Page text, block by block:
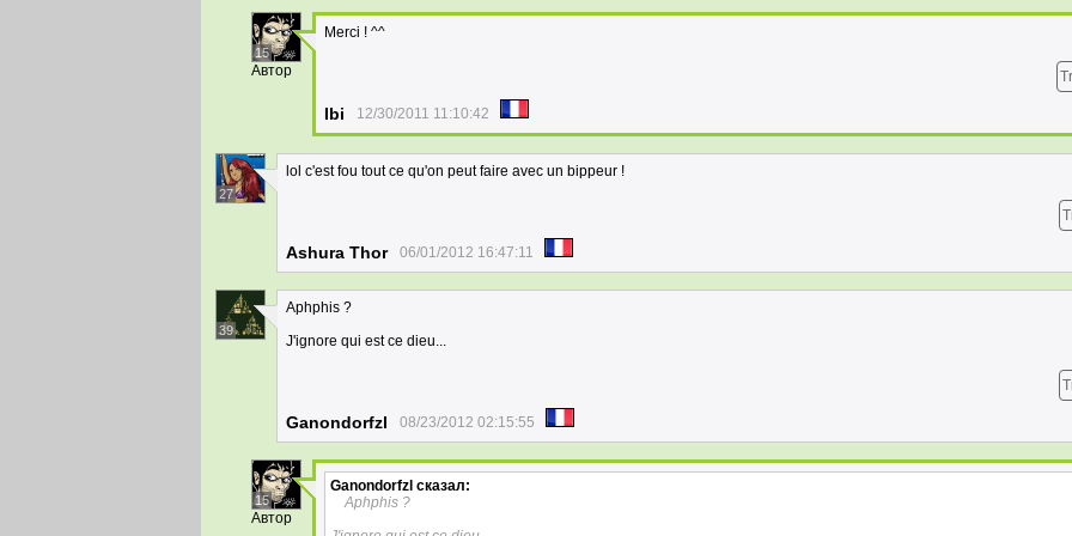
15
Автор
Merci ! ^^
Ibi 12/30/2011 11:10:42
27
lol c'est fou tout ce qu'on peut faire avec un bippeur !
Ashura Thor 06/01/2012 16:47:11
39
Aphphis ?
J'ignore qui est ce dieu...
Ganondorfzl 08/23/2012 02:15:55
15
Автор
Ganondorfzl сказал:
Aphphis ?